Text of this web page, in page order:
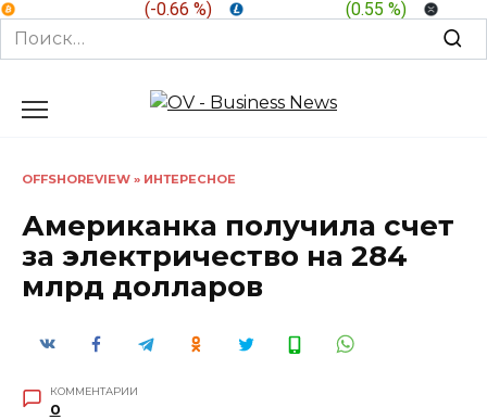
(-0.66 %) (0.55 %)
Search
for:
OFFSHOREVIEW » ИНТЕРЕСНОЕ
Американка получила счет
за электричество на 284
млрд долларов
КОММЕНТАРИИ
0